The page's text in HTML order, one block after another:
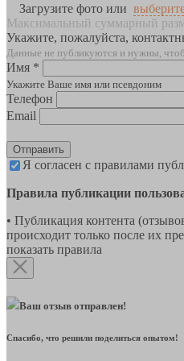
Загрузите фото или
Максимальный суммарный
Укажите, пожалуйста,
Данные не публикуются и нужны,
Имя *
Укажите Ваше имя или псевдоним
Телефон
Email
Отправить
Я согласен с правилами
Правила публикации
• Публикация контента
происходит только после их
показать правила
Ваш отзыв отправлен!
Спасибо, что решили поделиться опытом!